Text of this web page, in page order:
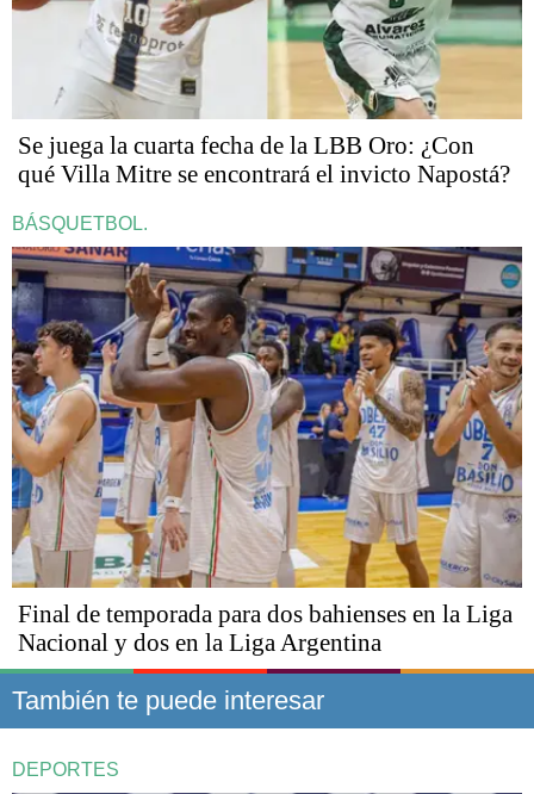
Se juega la cuarta fecha de la LBB Oro: ¿Con
qué Villa Mitre se encontrará el invicto Napostá?
BÁSQUETBOL.
Final de temporada para dos bahienses en la Liga
Nacional y dos en la Liga Argentina
También te puede interesar
DEPORTES